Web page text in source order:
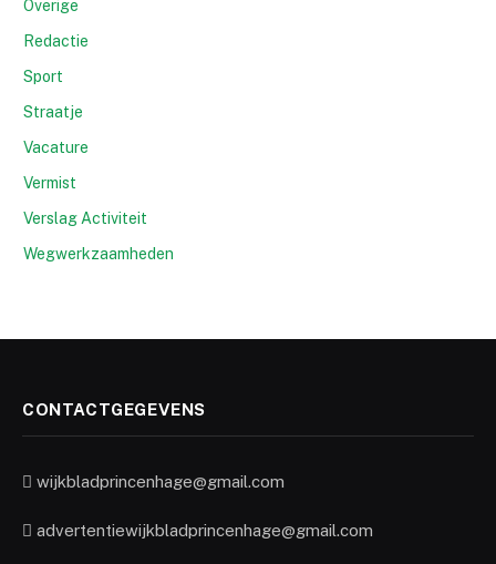
Overige
Redactie
Sport
Straatje
Vacature
Vermist
Verslag Activiteit
Wegwerkzaamheden
CONTACTGEGEVENS
wijkbladprincenhage@gmail.com
advertentiewijkbladprincenhage@gmail.com